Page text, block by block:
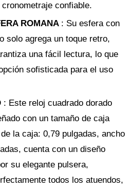
confiable.
ROMANA : Su esfera con
solo agrega un toque retro,
una fácil lectura, lo que
sofisticada para el uso
: Este reloj cuadrado dorado
con un tamaño de caja
la caja: 0,79 pulgadas, ancho
cuenta con un diseño
su elegante pulsera,
todos los atuendos,